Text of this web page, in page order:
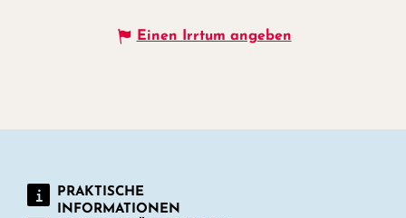
Einen Irrtum angeben
PRAKTISCHE
INFORMATIONEN